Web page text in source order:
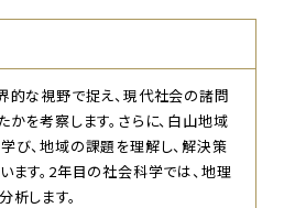
な視野で捉え、現代社会の諸問
を考察します。さらに、白山地域
び、地域の課題を理解し、解決策
ます。2年目の社会科学では、地理
します。